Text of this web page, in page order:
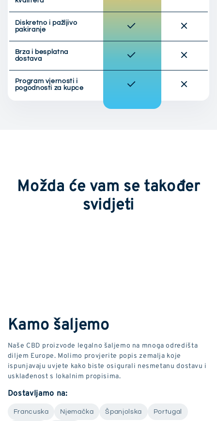
Diskretno i pažljivo
pakiranje
Brza i besplatna
dostava
Program vjernosti i
pogodnosti za kupce
Možda će vam se također
svidjeti
Kamo šaljemo
Naše CBD proizvode legalno šaljemo na mnoga odredišta
diljem Europe. Molimo provjerite popis zemalja koje
ispunjavaju uvjete kako biste osigurali nesmetanu dostavu i
usklađenost s lokalnim propisima.
Dostavljamo na:
Francuska Njemačka Španjolska Portugal